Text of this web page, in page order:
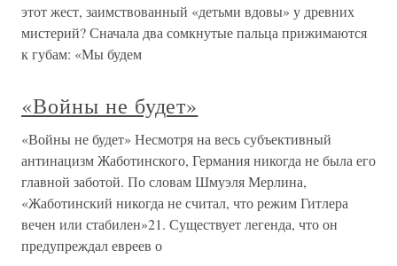
этот жест, заимствованный «детьми вдовы» у древних
мистерий? Сначала два сомкнутые пальца прижимаются
к губам: «Мы будем
«Войны не будет»
«Войны не будет» Несмотря на весь субъективный
антинацизм Жаботинского, Германия никогда не была его
главной заботой. По словам Шмуэля Мерлина,
«Жаботинский никогда не считал, что режим Гитлера
вечен или стабилен»21. Существует легенда, что он
предупреждал евреев о